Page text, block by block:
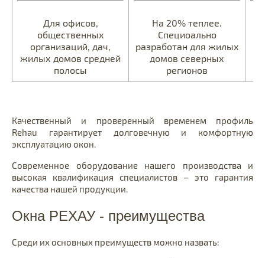
Для офисов,
общественных
организаций, дач,
жилых домов средней
полосы
На 20% теплее.
Специоально
разработан для жилых
домов северных
регионов
Качественный и проверенный временем профиль
Rehau гарантирует долговечную и комфортную
эксплуатацию окон.
Современное оборудование нашего производства и
высокая квалификация специалистов – это гарантия
качества нашей продукции.
Окна РЕХАУ - преимущества
Среди их основных преимуществ можно назвать: